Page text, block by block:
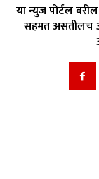
या न्युज पोर्टल
सहमत असतीलच